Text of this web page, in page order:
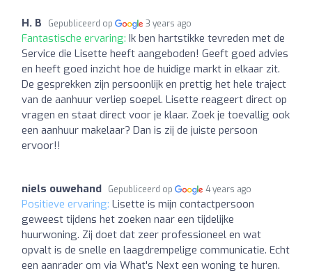
H. B Gepubliceerd op 3 years ago
Fantastische ervaring: Ik ben hartstikke tevreden met de
Service die Lisette heeft aangeboden! Geeft goed advies
en heeft goed inzicht hoe de huidige markt in elkaar zit.
De gesprekken zijn persoonlijk en prettig het hele traject
van de aanhuur verliep soepel. Lisette reageert direct op
vragen en staat direct voor je klaar. Zoek je toevallig ook
een aanhuur makelaar? Dan is zij de juiste persoon
ervoor!!
niels ouwehand Gepubliceerd op 4 years ago
Positieve ervaring: Lisette is mijn contactpersoon
geweest tijdens het zoeken naar een tijdelijke
huurwoning. Zij doet dat zeer professioneel en wat
opvalt is de snelle en laagdrempelige communicatie. Echt
een aanrader om via What's Next een woning te huren.